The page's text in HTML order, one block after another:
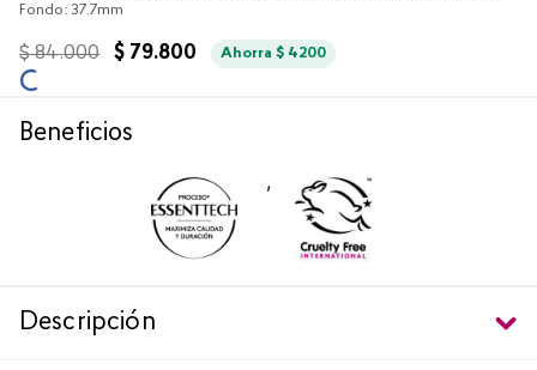
Fondo: 37.7mm
$ 84.000 $ 79.800 Ahorra$ 4200
Beneficios
,
Descripción